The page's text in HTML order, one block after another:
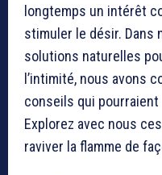
longtemps un intérêt
stimuler le désir. Dans
solutions naturelles
l’intimité, nous avons
conseils qui
Explorez avec nous
raviver la flamme de